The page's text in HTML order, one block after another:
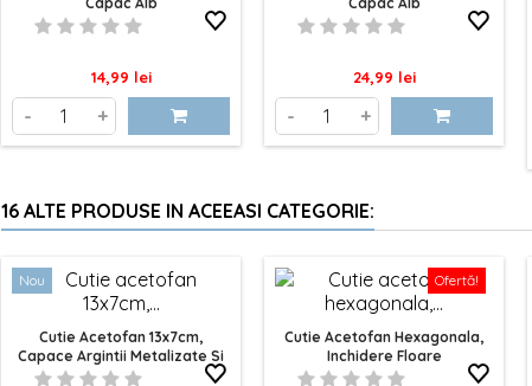
Pret
14,99 lei
- +
Pret
24,99 lei
- +
16 ALTE PRODUSE IN ACEEASI CATEGORIE:
Nou
Cutie Acetofan 13x7cm,
Capace Argintii Metalizate Si
Panglica
Ofertă!
Cutie Acetofan Hexagonala,
Inchidere Floare